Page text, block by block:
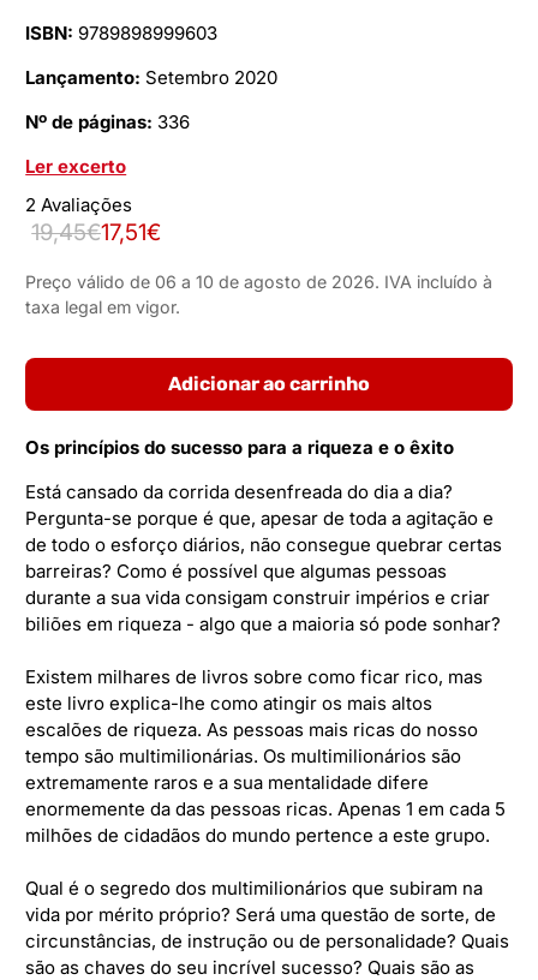
ISBN: 9789898999603
Lançamento: Setembro 2020
Nº de páginas: 336
Ler excerto
2 Avaliações
17,51€
19,45€
Preço válido de 06 a 10 de agosto de 2026. IVA incluído à
taxa legal em vigor.
Adicionar ao carrinho
Os princípios do sucesso para a riqueza e o êxito
Está cansado da corrida desenfreada do dia a dia?
Pergunta-se porque é que, apesar de toda a agitação e
de todo o esforço diários, não consegue quebrar certas
barreiras? Como é possível que algumas pessoas
durante a sua vida consigam construir impérios e criar
biliões em riqueza - algo que a maioria só pode sonhar?
Existem milhares de livros sobre como ficar rico, mas
este livro explica-lhe como atingir os mais altos
escalões de riqueza. As pessoas mais ricas do nosso
tempo são multimilionárias. Os multimilionários são
extremamente raros e a sua mentalidade difere
enormemente da das pessoas ricas. Apenas 1 em cada 5
milhões de cidadãos do mundo pertence a este grupo.
Qual é o segredo dos multimilionários que subiram na
vida por mérito próprio? Será uma questão de sorte, de
circunstâncias, de instrução ou de personalidade? Quais
são as chaves do seu incrível sucesso? Quais são as